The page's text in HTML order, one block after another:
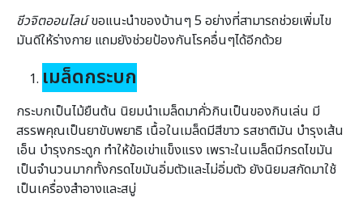
ชีวจิตออนไลน์ขอแนะนำของบ้านๆ 5 อย่างที่สามารถช่วยเพิ่มไข
มันดีให้ร่างกาย แถมยังช่วยป้องกันโรคอื่นๆได้อีกด้วย
เมล็ดกระบก
กระบกเป็นไม้ยืนต้น นิยมนำเมล็ดมาคั่วกินเป็นของกินเล่น มี
สรรพคุณเป็นยาขับพยาธิ เนื้อในเมล็ดมีสีขาว รสชาติมัน บำรุงเส้น
เอ็น บำรุงกระดูก ทำให้ข้อเข่าแข็งแรง เพราะในเมล็ดมีกรดไขมัน
เป็นจำนวนมากทั้งกรดไขมันอิ่มตัวและไม่อิ่มตัว ยังนิยมสกัดมาใช้
เป็นเครื่องสำอางและสบู่